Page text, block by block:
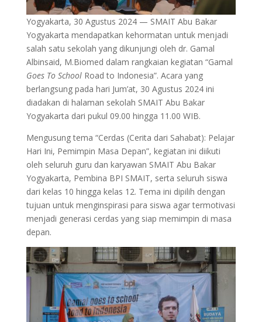
Yogyakarta, 30 Agustus 2024 — SMAIT Abu Bakar
Yogyakarta mendapatkan kehormatan untuk menjadi
salah satu sekolah yang dikunjungi oleh dr. Gamal
Albinsaid, M.Biomed dalam rangkaian kegiatan “Gamal
Goes To SchoolRoad to Indonesia”. Acara yang
berlangsung pada hari Jum’at, 30 Agustus 2024 ini
diadakan di halaman sekolah SMAIT Abu Bakar
Yogyakarta dari pukul 09.00 hingga 11.00 WIB.
Mengusung tema “Cerdas (Cerita dari Sahabat): Pelajar
Hari Ini, Pemimpin Masa Depan”, kegiatan ini diikuti
oleh seluruh guru dan karyawan SMAIT Abu Bakar
Yogyakarta, Pembina BPI SMAIT, serta seluruh siswa
dari kelas 10 hingga kelas 12. Tema ini dipilih dengan
tujuan untuk menginspirasi para siswa agar termotivasi
menjadi generasi cerdas yang siap memimpin di masa
depan.